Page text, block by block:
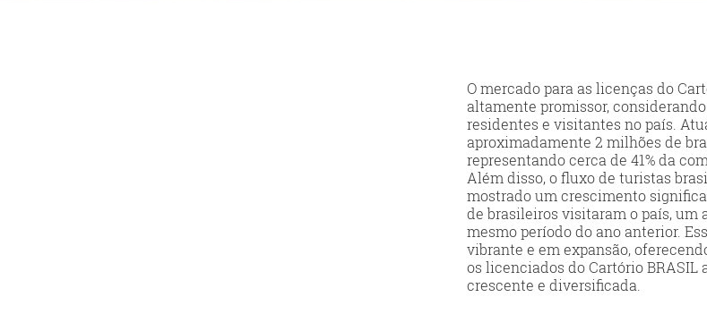
O mercado para as licenças do
altamente promissor,
residentes e visitantes no país.
aproximadamente 2 milhões de
representando cerca de 41% da
Além disso, o fluxo de turistas
mostrado um crescimento
de brasileiros visitaram o país, um
mesmo período do ano anterior.
vibrante e em expansão,
os licenciados do Cartório
crescente e diversificada.